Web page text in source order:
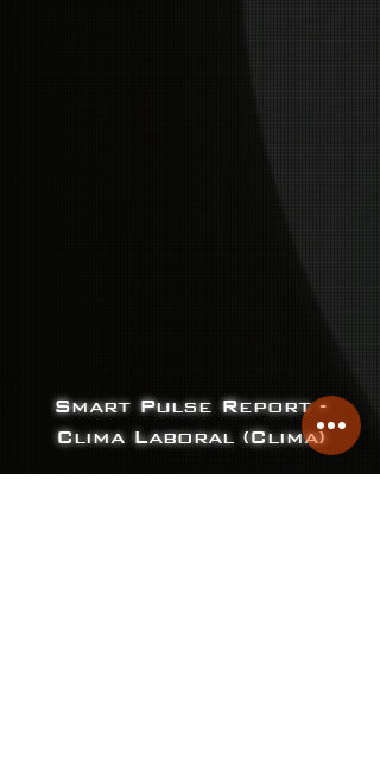
Smart Pulse Report -
Clima Laboral (Clima)